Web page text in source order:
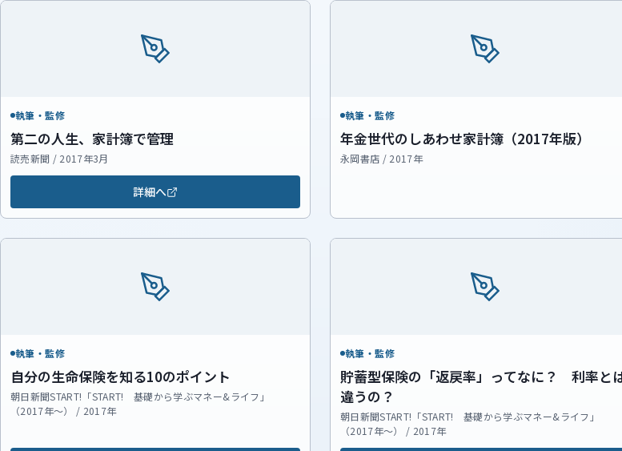
執筆・監修
第二の人生、家計簿で管理
読売新聞 / 2017年3月
詳細へ
執筆・監修
年金世代のしあわせ家計簿（2017年版）
永岡書店 / 2017年
執筆・監修
自分の生命保険を知る10のポイント
朝日新聞START!「START! 基礎から学ぶマネー&ライフ」
（2017年～） / 2017年
執筆・監修
貯蓄型保険の「返戻率」ってなに？ 利率と
違うの？
朝日新聞START!「START! 基礎から学ぶマネー&ライフ」
（2017年～） / 2017年